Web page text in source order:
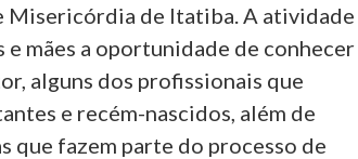
Misericórdia de Itatiba. A atividade
mães a oportunidade de conhecer
alguns dos profissionais que
e recém-nascidos, além de
que fazem parte do processo de